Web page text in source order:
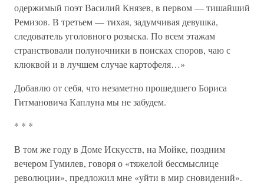
одержимый поэт Василий Князев, в первом — тишайший
Ремизов. В третьем — тихая, задумчивая девушка,
следователь уголовного розыска. По всем этажам
странствовали полуночники в поисках споров, чаю с
клюквой и в лучшем случае картофеля…»
Добавлю от себя, что незаметно прошедшего Бориса
Гитмановича Каплуна мы не забудем.
* * *
В том же году в Доме Искусств, на Мойке, поздним
вечером Гумилев, говоря о «тяжелой бессмыслице
революции», предложил мне «уйти в мир сновидений».